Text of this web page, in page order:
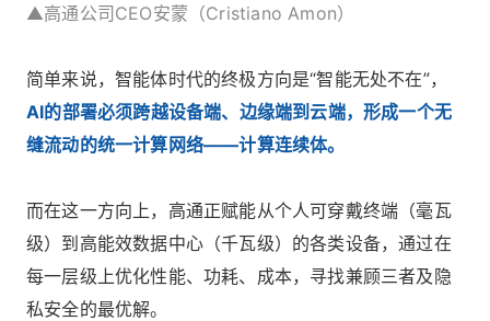
▲高通公司CEO安蒙（Cristiano Amon）
简单来说，智能体时代的终极方向是“智能无处不在”，
AI的部署必须跨越设备端、边缘端到云端，形成一个无
缝流动的统一计算网络——计算连续体。
而在这一方向上，高通正赋能从个人可穿戴终端（毫瓦
级）到高能效数据中心（千瓦级）的各类设备，通过在
每一层级上优化性能、功耗、成本，寻找兼顾三者及隐
私安全的最优解。